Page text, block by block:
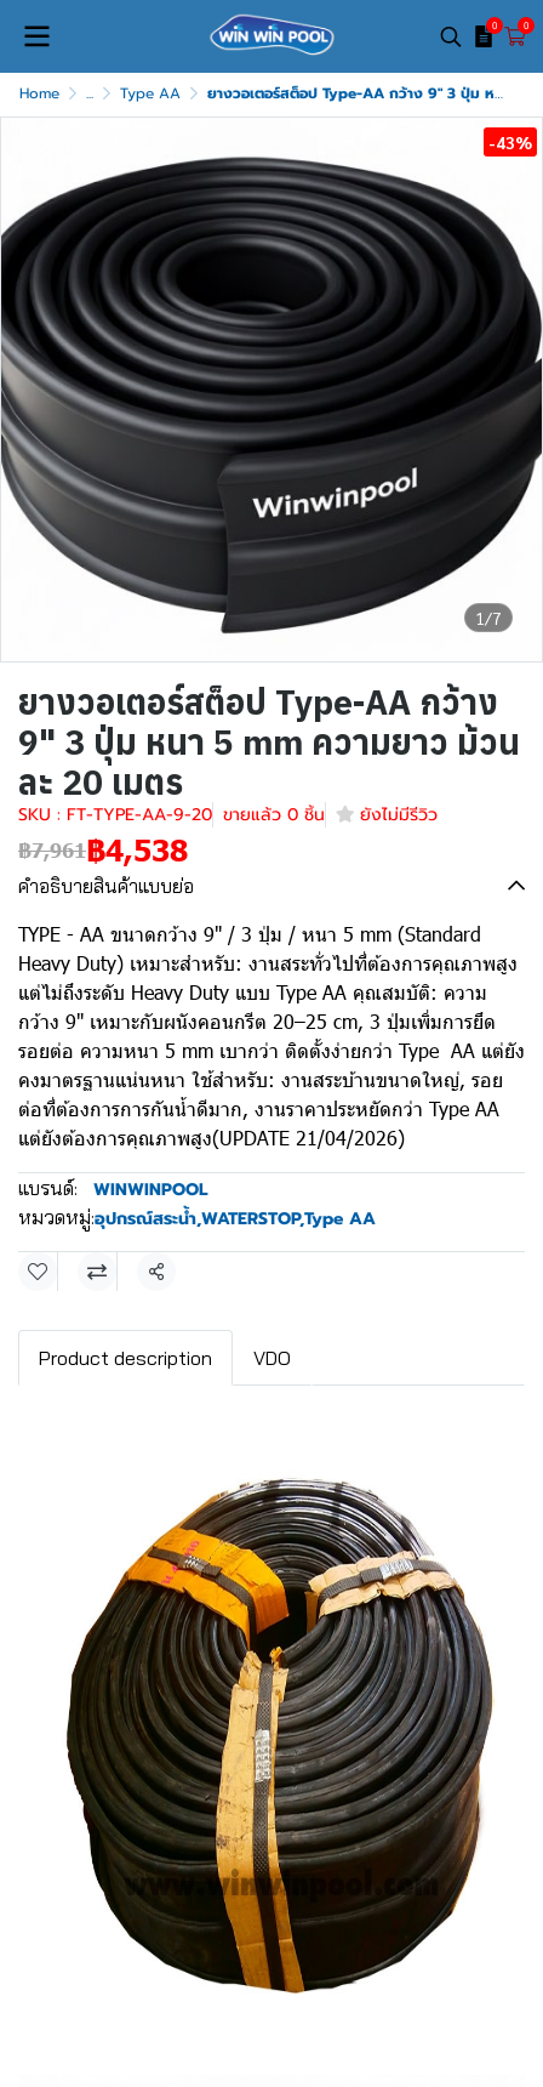
0 0
Home ... Type AA ยางวอเตอร์สต็อป Type-AA กว้าง 9" 3 ปุ่ม หนา 5 mm ความยาว ม้วนละ 20 เมตร
1/7
-43%
ยางวอเตอร์สต็อป Type-AA กว้าง
9" 3 ปุ่ม หนา 5 mm ความยาว ม้วน
ละ 20 เมตร
SKU : FT-TYPE-AA-9-20 ขายแล้ว 0 ชิ้น ยังไม่มีรีวิว
฿7,961฿4,538
คำอธิบายสินค้าแบบย่อ
TYPE - AA ขนาดกว้าง 9" / 3 ปุ่ม / หนา 5 mm (Standard
Heavy Duty) เหมาะสำหรับ: งานสระทั่วไปที่ต้องการคุณภาพสูง
แต่ไม่ถึงระดับ Heavy Duty แบบ Type AA คุณสมบัติ: ความ
กว้าง 9" เหมาะกับผนังคอนกรีต 20–25 cm, 3 ปุ่มเพิ่มการยึด
รอยต่อ ความหนา 5 mm เบากว่า ติดตั้งง่ายกว่า Type AA แต่ยัง
คงมาตรฐานแน่นหนา ใช้สำหรับ: งานสระบ้านขนาดใหญ่, รอย
ต่อที่ต้องการการกันน้ำดีมาก, งานราคาประหยัดกว่า Type AA
แต่ยังต้องการคุณภาพสูง(UPDATE 21/04/2026)
แบรนด์: WINWINPOOL
หมวดหมู่:อุปกรณ์สระน้ำ,WATERSTOP,Type AA
แชร์
Product description VDO